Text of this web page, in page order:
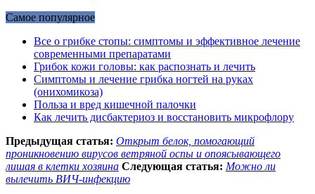
Самое популярное
Все о грибке стопы: симптомы и эффективное лечение
современными препаратами
Грибок кожи головы: как распознать и лечить
Симптомы и лечение грибка ногтей на руках
(онихомикоза)
Польза и вред кишечной палочки
Как лечить дисбактериоз и восстановить микрофлору
Предыдущая статья: Открыт белок, помогающий
проникновению вирусов ветряной оспы и опоясывающего
лишая в клетки хозяина Следующая статья: Можно ли
вылечить ВИЧ-инфекцию